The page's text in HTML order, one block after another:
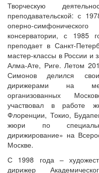
Творческую
преподавательской: с
оперно-
консерватории, с
преподает в Санкт-
мастер-классы в России и
Алма-Ате, Риге. Летом
Симонов делился
дирижерами на
организованных
участвовал в работе
Флоренции, Токио,
жюри по
дирижирование» на
Москве.
С 1998 года –
дирижер